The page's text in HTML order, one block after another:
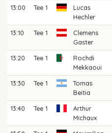
13:00
Tee 1
Lucas
Hechler
13:10
Tee 1
Clemens
Gaster
13:20 Tee 1
Rochdi
Mekkaoui
13:30 Tee 1
Tomas
Beitia
13:40
Tee 1
Arthur
Michaux